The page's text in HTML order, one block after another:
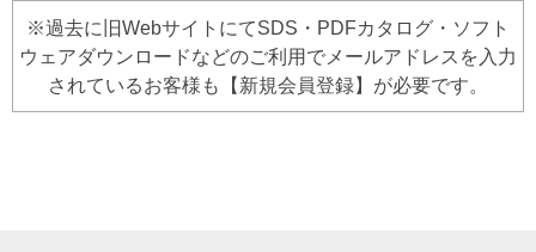
※過去に旧WebサイトにてSDS・PDFカタログ・ソフト
ウェアダウンロードなどのご利用でメールアドレスを入力
されているお客様も【新規会員登録】が必要です。